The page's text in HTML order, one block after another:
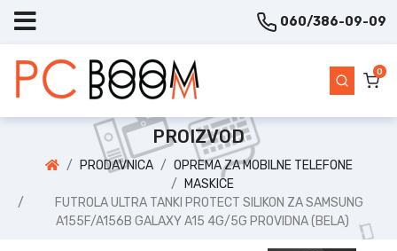
060/386-09-09
0
PROIZVOD
PRODAVNICA
OPREMA ZA MOBILNE TELEFONE
MASKICE
FUTROLA ULTRA TANKI PROTECT SILIKON ZA SAMSUNG
A155F/A156B GALAXY A15 4G/5G PROVIDNA (BELA)